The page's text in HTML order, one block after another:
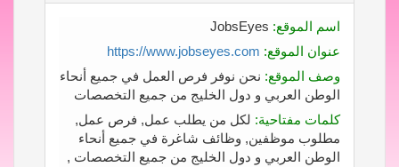
اسم الموقع:
عنوان الموقع: https://www.jobseyes.com
وصف الموقع: نحن نوفر فرص العمل في جميع أنحاء
الوطن العربي و دول الخليج من جميع التخصصات
كلمات مفتاحية: لكل من يطلب عمل, فرص عمل,
مطلوب موظفين, وظائف شاغرة في جميع أنحاء
الوطن العربي و دول الخليج من جميع التخصصات ,